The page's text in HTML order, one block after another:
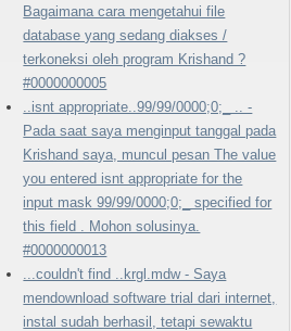
Bagaimana cara mengetahui file
database yang sedang diakses /
terkoneksi oleh program Krishand ?
#0000000005
..isnt appropriate..99/99/0000;0;_ .. -
Pada saat saya menginput tanggal pada
Krishand saya, muncul pesan The value
you entered isnt appropriate for the
input mask 99/99/0000;0;_ specified for
this field . Mohon solusinya.
#0000000013
...couldn't find ..krgl.mdw - Saya
mendownload software trial dari internet,
instal sudah berhasil, tetapi sewaktu